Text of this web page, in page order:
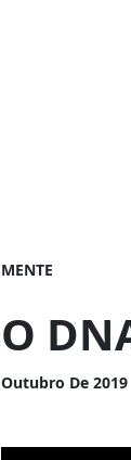
MENTE
O
Outubro De 2019